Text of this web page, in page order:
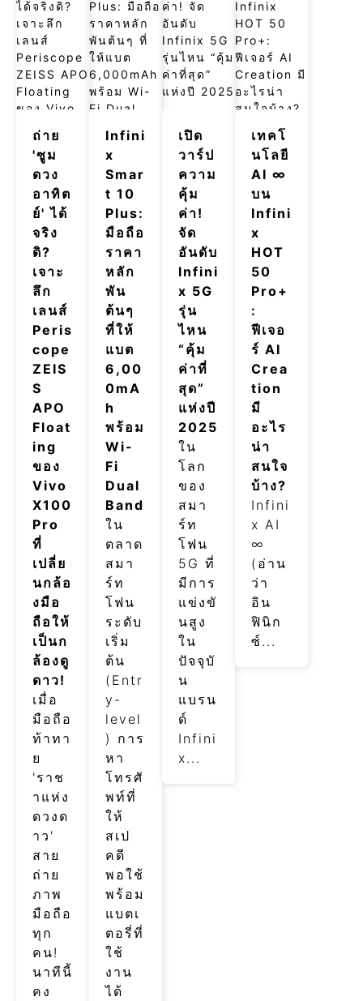
ถ่าย
'ซูม
ดวง
อาทิต
ย์' ได้
จริง
ดิ?
เจาะ
ลึก
เลนส์
Peris
cope
ZEIS
S
APO
Float
ing
ของ
Vivo
X100
Pro
ที่
เปลี่ย
นกล้อ
งมือ
ถือให้
เป็นก
ล้องดู
ดาว!
เมื่อ
มือถือ
ท้าทา
ย
'ราช
าแห่ง
ดวงด
าว'
สาย
ถ่าย
ภาพ
มือถือ
ทุก
คน!
นาทีนี้
คง
Infini
x
Smar
t 10
Plus:
มือถือ
ราคา
หลัก
พัน
ต้นๆ
ที่ให้
แบต
6,00
0mA
h
พร้อม
Wi-
Fi
Dual
Band
ใน
ตลาด
สมา
ร์ท
โฟน
ระดับ
เริ่ม
ต้น
(Entr
y-
level
) การ
หา
โทรศั
พท์ที่
ให้
สเป
คดี
พอใช้
พร้อม
แบตเ
ตอรี่ที่
ใช้
งาน
ได้
เปิด
วาร์ป
ความ
คุ้ม
ค่า!
จัด
อันดับ
Infini
x 5G
รุ่น
ไหน
“คุ้ม
ค่าที่
สุด”
แห่งปี
2025
ใน
โลก
ของ
สมา
ร์ท
โฟน
5G ที่
มีการ
แข่งขั
นสูง
ใน
ปัจจุบั
น
แบรน
ด์
Infini
x...
เทคโ
นโลยี
AI ∞
บน
Infini
x
HOT
50
Pro+
:
ฟีเจอ
ร์ AI
Crea
tion
มี
อะไร
น่า
สนใจ
บ้าง?
Infini
x AI
∞
(อ่าน
ว่า
อิน
ฟินิก
ซ์...